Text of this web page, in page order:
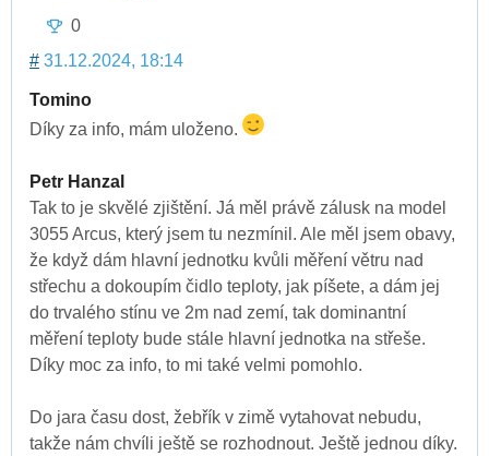
0
# 31.12.2024, 18:14
Tomino
Díky za info, mám uloženo.
Petr Hanzal
Tak to je skvělé zjištění. Já měl právě zálusk na model
3055 Arcus, který jsem tu nezmínil. Ale měl jsem obavy,
že když dám hlavní jednotku kvůli měření větru nad
střechu a dokoupím čidlo teploty, jak píšete, a dám jej
do trvalého stínu ve 2m nad zemí, tak dominantní
měření teploty bude stále hlavní jednotka na střeše.
Díky moc za info, to mi také velmi pomohlo.
Do jara času dost, žebřík v zimě vytahovat nebudu,
takže nám chvíli ještě se rozhodnout. Ještě jednou díky.